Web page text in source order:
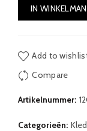
IN
Add to
Compare
Artikelnummer:
Categorieën: